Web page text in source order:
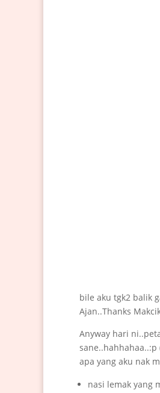
bile aku tgk2 balik
Ajan..Thanks
Anyway hari
apa yang aku nak
nasi lemak yang